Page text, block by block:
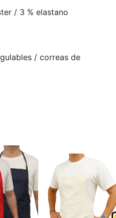
/ 3 % elastano
/ correas de